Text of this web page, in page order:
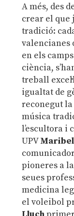
A més, des
crear el que
tradició:
valencianes
en els
ciència,
treball
igualtat de
reconegut
música
l’escultora i
UPV
pioneres a
seues
medicina
el voleibol